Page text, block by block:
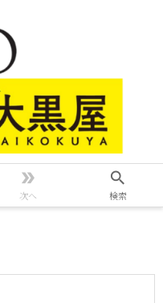

次へ

検索